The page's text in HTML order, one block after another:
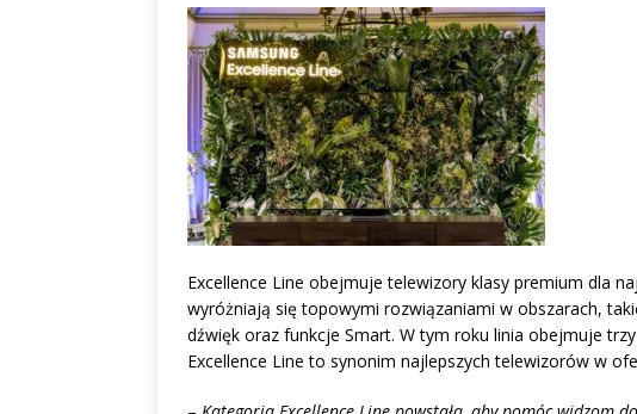
Excellence Line obejmuje telewizory klasy premium dla
wyróżniają się topowymi rozwiązaniami w obszarach,
dźwięk oraz funkcje Smart. W tym roku linia obejmuje
Excellence Line to synonim najlepszych telewizorów w